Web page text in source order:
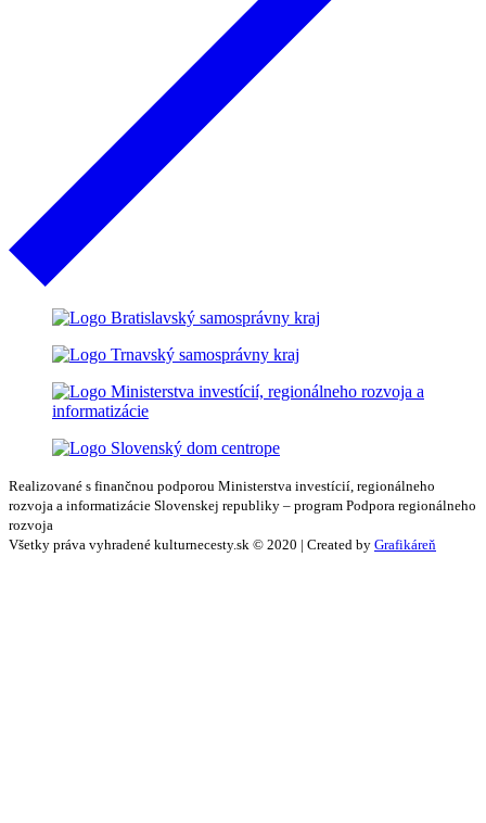
Realizované s finančnou podporou Ministerstva investícií, regionálneho
rozvoja a informatizácie Slovenskej republiky – program Podpora regionálneho
rozvoja
Všetky práva vyhradené kulturnecesty.sk © 2020 | Created by Grafikáreň